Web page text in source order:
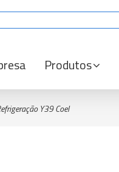
Produtos
Y39 Coel